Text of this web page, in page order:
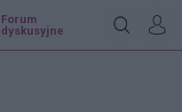
Forum
dyskusyjne